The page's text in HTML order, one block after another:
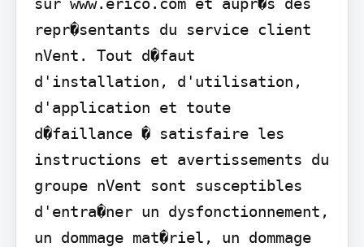
repr�sentants du service client
nVent. Tout d�faut
d'installation, d'utilisation,
d'application et toute
d�faillance � satisfaire les
instructions et avertissements du
groupe nVent sont susceptibles
d'entra�ner un dysfonctionnement,
un dommage mat�riel, un dommage